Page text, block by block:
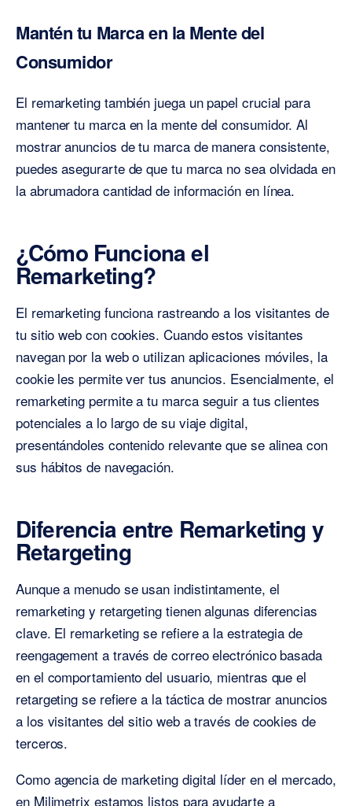
Mantén tu Marca en la Mente del
Consumidor
El remarketing también juega un papel crucial para
mantener tu marca en la mente del consumidor. Al
mostrar anuncios de tu marca de manera consistente,
puedes asegurarte de que tu marca no sea olvidada en
la abrumadora cantidad de información en línea.
¿Cómo Funciona el
Remarketing?
El remarketing funciona rastreando a los visitantes de
tu sitio web con cookies. Cuando estos visitantes
navegan por la web o utilizan aplicaciones móviles, la
cookie les permite ver tus anuncios. Esencialmente, el
remarketing permite a tu marca seguir a tus clientes
potenciales a lo largo de su viaje digital,
presentándoles contenido relevante que se alinea con
sus hábitos de navegación.
Diferencia entre Remarketing y
Retargeting
Aunque a menudo se usan indistintamente, el
remarketing y retargeting tienen algunas diferencias
clave. El remarketing se refiere a la estrategia de
reengagement a través de correo electrónico basada
en el comportamiento del usuario, mientras que el
retargeting se refiere a la táctica de mostrar anuncios
a los visitantes del sitio web a través de cookies de
terceros.
Como agencia de marketing digital líder en el mercado,
en Milimetrix estamos listos para ayudarte a